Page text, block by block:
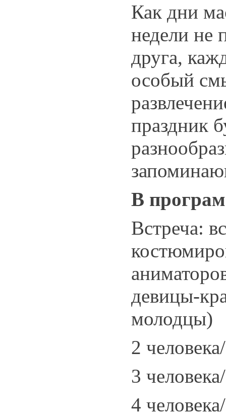
Как дни
недели не
друга,
особый
праздник
В
Встреча:
девицы-
молодцы)
2
3
4